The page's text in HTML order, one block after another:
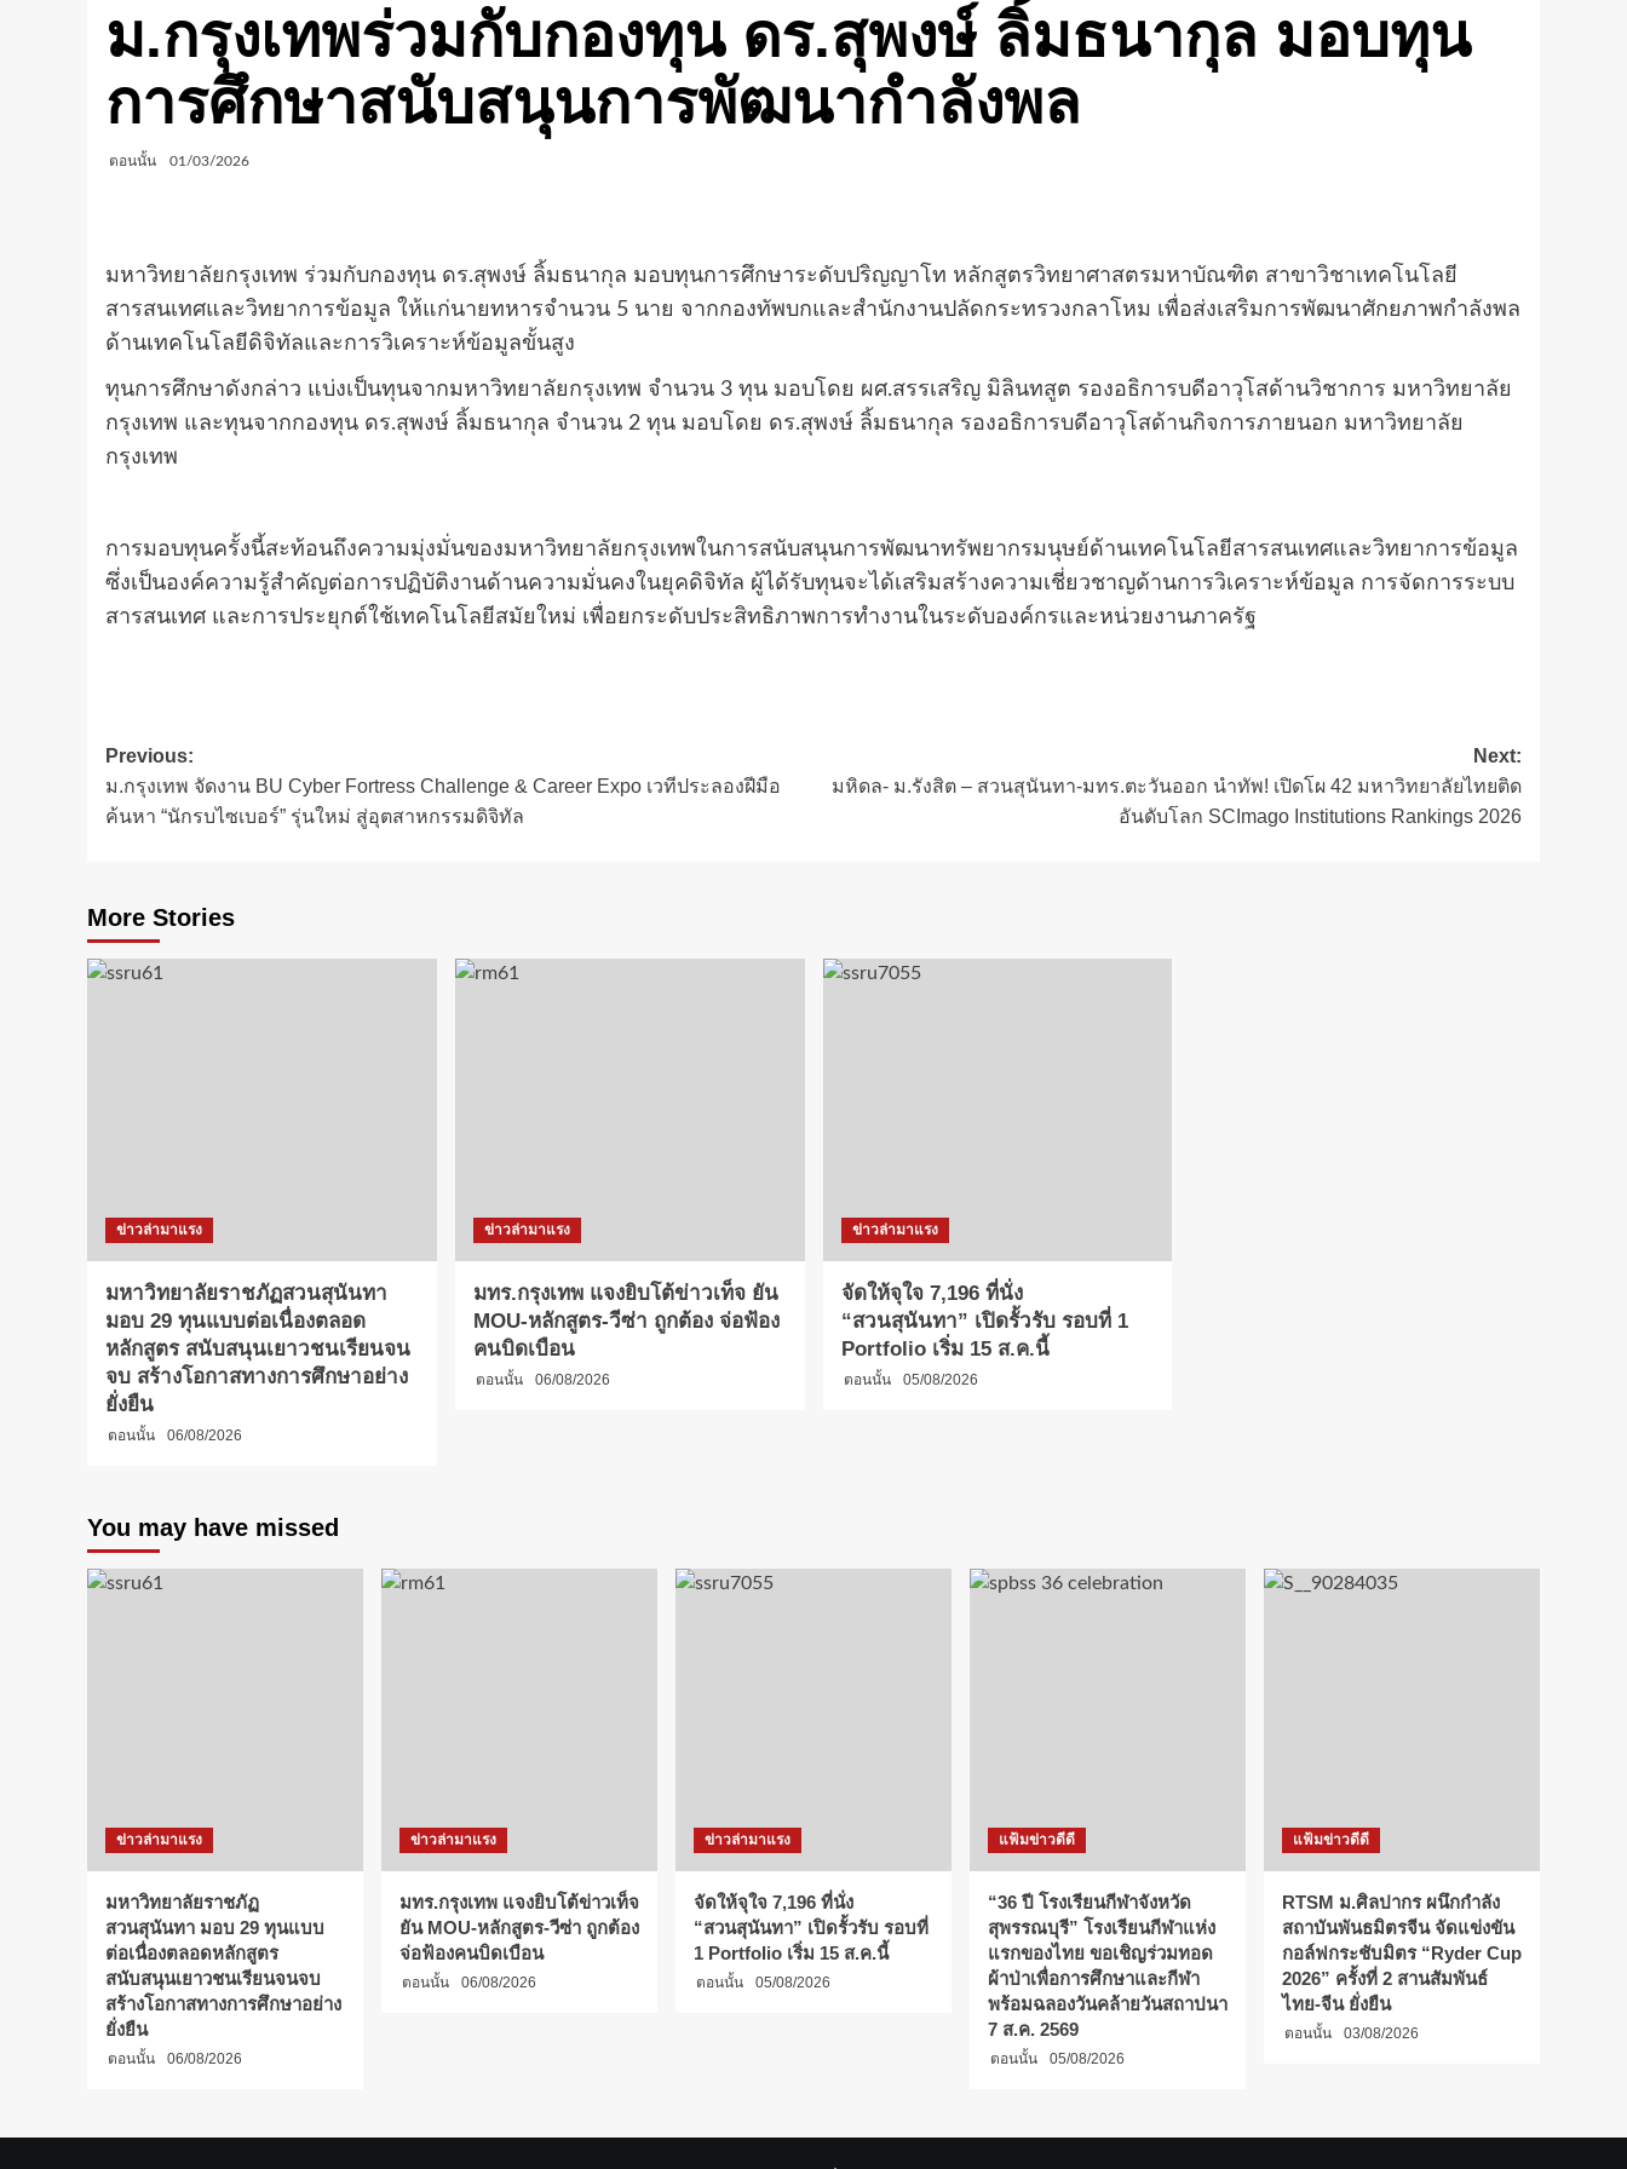
ม.กรุงเทพร่วมกับกองทุน ดร.สุพงษ์ ลิ้มธนากุล มอบทุน
การศึกษาสนับสนุนการพัฒนากำลังพล
ตอนนั้น 01/03/2026
มหาวิทยาลัยกรุงเทพ ร่วมกับกองทุน ดร.สุพงษ์ ลิ้มธนากุล มอบทุนการศึกษาระดับปริญญาโท หลักสูตรวิทยาศาสตรมหาบัณฑิต สาขาวิชาเทคโนโลยี
สารสนเทศและวิทยาการข้อมูล ให้แก่นายทหารจำนวน 5 นาย จากกองทัพบกและสำนักงานปลัดกระทรวงกลาโหม เพื่อส่งเสริมการพัฒนาศักยภาพกำลังพล
ด้านเทคโนโลยีดิจิทัลและการวิเคราะห์ข้อมูลขั้นสูง
ทุนการศึกษาดังกล่าว แบ่งเป็นทุนจากมหาวิทยาลัยกรุงเทพ จำนวน 3 ทุน มอบโดย ผศ.สรรเสริญ มิลินทสูต รองอธิการบดีอาวุโสด้านวิชาการ มหาวิทยาลัย
กรุงเทพ และทุนจากกองทุน ดร.สุพงษ์ ลิ้มธนากุล จำนวน 2 ทุน มอบโดย ดร.สุพงษ์ ลิ้มธนากุล รองอธิการบดีอาวุโสด้านกิจการภายนอก มหาวิทยาลัย
กรุงเทพ
การมอบทุนครั้งนี้สะท้อนถึงความมุ่งมั่นของมหาวิทยาลัยกรุงเทพในการสนับสนุนการพัฒนาทรัพยากรมนุษย์ด้านเทคโนโลยีสารสนเทศและวิทยาการข้อมูล
ซึ่งเป็นองค์ความรู้สำคัญต่อการปฏิบัติงานด้านความมั่นคงในยุคดิจิทัล ผู้ได้รับทุนจะได้เสริมสร้างความเชี่ยวชาญด้านการวิเคราะห์ข้อมูล การจัดการระบบ
สารสนเทศ และการประยุกต์ใช้เทคโนโลยีสมัยใหม่ เพื่อยกระดับประสิทธิภาพการทำงานในระดับองค์กรและหน่วยงานภาครัฐ
Post
navigation
Previous:
ม.กรุงเทพ จัดงาน BU Cyber Fortress Challenge & Career Expo เวทีประลองฝีมือ
ค้นหา “นักรบไซเบอร์” รุ่นใหม่ สู่อุตสาหกรรมดิจิทัล
Next:
มหิดล- ม.รังสิต – สวนสุนันทา-มทร.ตะวันออก นำทัพ! เปิดโผ 42 มหาวิทยาลัยไทยติด
อันดับโลก SCImago Institutions Rankings 2026
More Stories
ข่าวล่ามาแรง
มหาวิทยาลัยราชภัฏสวนสุนันทา
มอบ 29 ทุนแบบต่อเนื่องตลอด
หลักสูตร สนับสนุนเยาวชนเรียนจน
จบ สร้างโอกาสทางการศึกษาอย่าง
ยั่งยืน
ตอนนั้น 06/08/2026
ข่าวล่ามาแรง
มทร.กรุงเทพ แจงยิบโต้ข่าวเท็จ ยัน
MOU-หลักสูตร-วีซ่า ถูกต้อง จ่อฟ้อง
คนบิดเบือน
ตอนนั้น 06/08/2026
ข่าวล่ามาแรง
จัดให้จุใจ 7,196 ที่นั่ง
“สวนสุนันทา” เปิดรั้วรับ รอบที่ 1
Portfolio เริ่ม 15 ส.ค.นี้
ตอนนั้น 05/08/2026
You may have missed
ข่าวล่ามาแรง
มหาวิทยาลัยราชภัฏ
สวนสุนันทา มอบ 29 ทุนแบบ
ต่อเนื่องตลอดหลักสูตร
สนับสนุนเยาวชนเรียนจนจบ
สร้างโอกาสทางการศึกษาอย่าง
ยั่งยืน
ตอนนั้น 06/08/2026
ข่าวล่ามาแรง
มทร.กรุงเทพ แจงยิบโต้ข่าวเท็จ
ยัน MOU-หลักสูตร-วีซ่า ถูกต้อง
จ่อฟ้องคนบิดเบือน
ตอนนั้น 06/08/2026
ข่าวล่ามาแรง
จัดให้จุใจ 7,196 ที่นั่ง
“สวนสุนันทา” เปิดรั้วรับ รอบที่
1 Portfolio เริ่ม 15 ส.ค.นี้
ตอนนั้น 05/08/2026
แฟ้มข่าวดีดี
“36 ปี โรงเรียนกีฬาจังหวัด
สุพรรณบุรี” โรงเรียนกีฬาแห่ง
แรกของไทย ขอเชิญร่วมทอด
ผ้าป่าเพื่อการศึกษาและกีฬา
พร้อมฉลองวันคล้ายวันสถาปนา
7 ส.ค. 2569
ตอนนั้น 05/08/2026
แฟ้มข่าวดีดี
RTSM ม.ศิลปากร ผนึกกำลัง
สถาบันพันธมิตรจีน จัดแข่งขัน
กอล์ฟกระชับมิตร “Ryder Cup
2026” ครั้งที่ 2 สานสัมพันธ์
ไทย-จีน ยั่งยืน
ตอนนั้น 03/08/2026